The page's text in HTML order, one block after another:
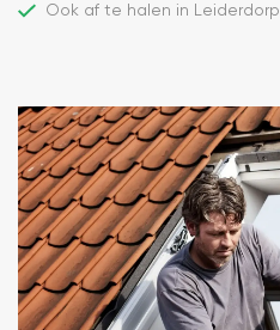
Ook af te halen in Leiderdorp